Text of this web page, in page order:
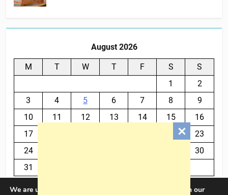
August 2026
M T W T F S
S
1
2
3
4 5 6 7 8
9
10
11 12 13 14 15
16
17
23
24
30
31
We are using cookies to give you the best experience on our